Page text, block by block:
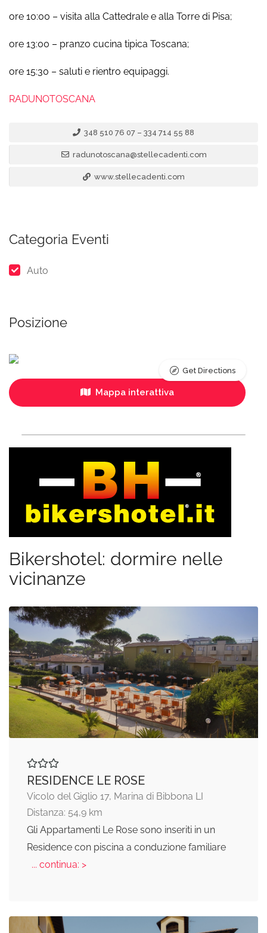
ore 10:00 – visita alla Cattedrale e alla Torre di Pisa;
ore 13:00 – pranzo cucina tipica Toscana;
ore 15:30 – saluti e rientro equipaggi.
RADUNOTOSCANA
348 510 76 07 – 334 714 55 88
radunotoscana@stellecadenti.com
www.stellecadenti.com
Categoria Eventi
Auto
Posizione
Mappa interattiva
Get Directions
Bikershotel: dormire nelle
vicinanze
RESIDENCE LE ROSE
Vicolo del Giglio 17, Marina di Bibbona LI
Distanza: 54,9 km
Gli Appartamenti Le Rose sono inseriti in un
Residence con piscina a conduzione familiare
... continua: >